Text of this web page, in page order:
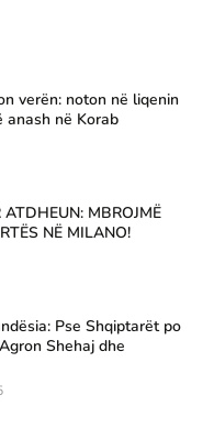
verën: noton në liqenin
anash në Korab
ATDHEUN: MBROJMË
NË MILANO!
Pse Shqiptarët po
Shehaj dhe